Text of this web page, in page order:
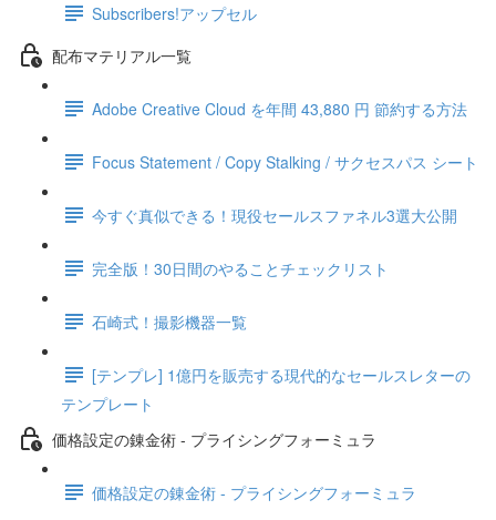
Subscribers!アップセル
配布マテリアル一覧
Adobe Creative Cloud を年間 43,880 円 節約する方法
Focus Statement / Copy Stalking / サクセスパス シート
今すぐ真似できる！現役セールスファネル3選大公開
完全版！30日間のやることチェックリスト
石崎式！撮影機器一覧
[テンプレ] 1億円を販売する現代的なセールスレターの
テンプレート
価格設定の錬金術 - プライシングフォーミュラ
価格設定の錬金術 - プライシングフォーミュラ